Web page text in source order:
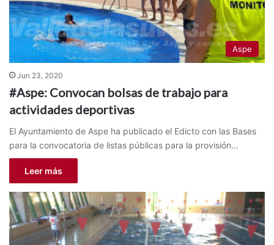
Aspe
Jun 23, 2020
#Aspe: Convocan bolsas de trabajo para
actividades deportivas
El Ayuntamiento de Aspe ha publicado el Edicto con las Bases
para la convocatoria de listas públicas para la provisión…
Leer más